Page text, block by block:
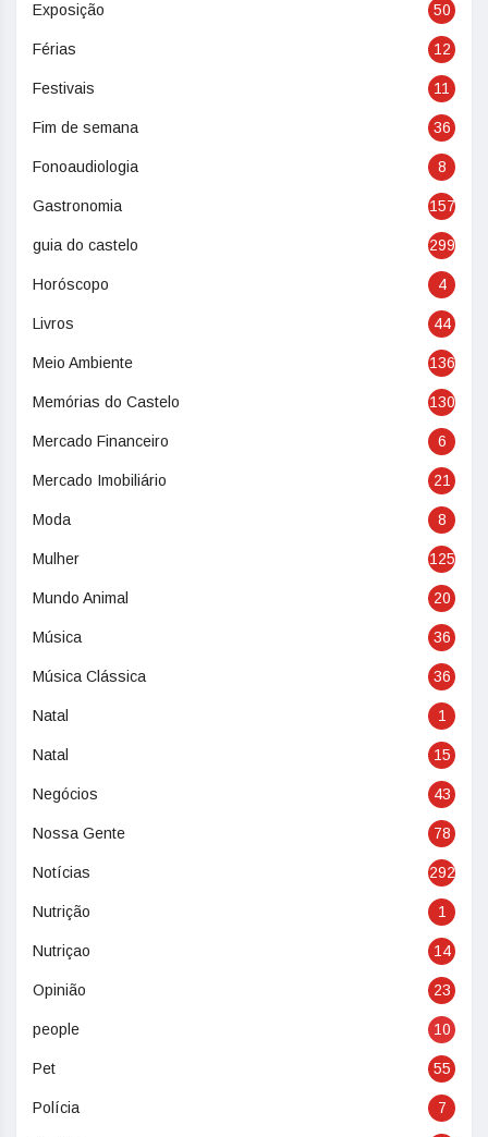
Exposição 50
Férias 12
Festivais 11
Fim de semana 36
Fonoaudiologia 8
Gastronomia 157
guia do castelo 299
Horóscopo 4
Livros 44
Meio Ambiente 136
Memórias do Castelo 130
Mercado Financeiro 6
Mercado Imobiliário 21
Moda 8
Mulher 125
Mundo Animal 20
Música 36
Música Clássica 36
Natal 1
Natal 15
Negócios 43
Nossa Gente 78
Notícias 292
Nutrição 1
Nutriçao 14
Opinião 23
people 10
Pet 55
Polícia 7